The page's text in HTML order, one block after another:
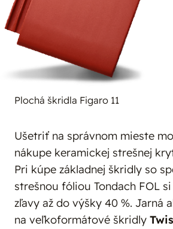
Plochá škridla Figaro 11
Ušetriť na správnom mieste
nákupe keramickej strešnej
Pri kúpe základnej škridly so
strešnou fóliou Tondach FOL
zľavy až do výšky 40 %. Jarná
na veľkoformátové škridly